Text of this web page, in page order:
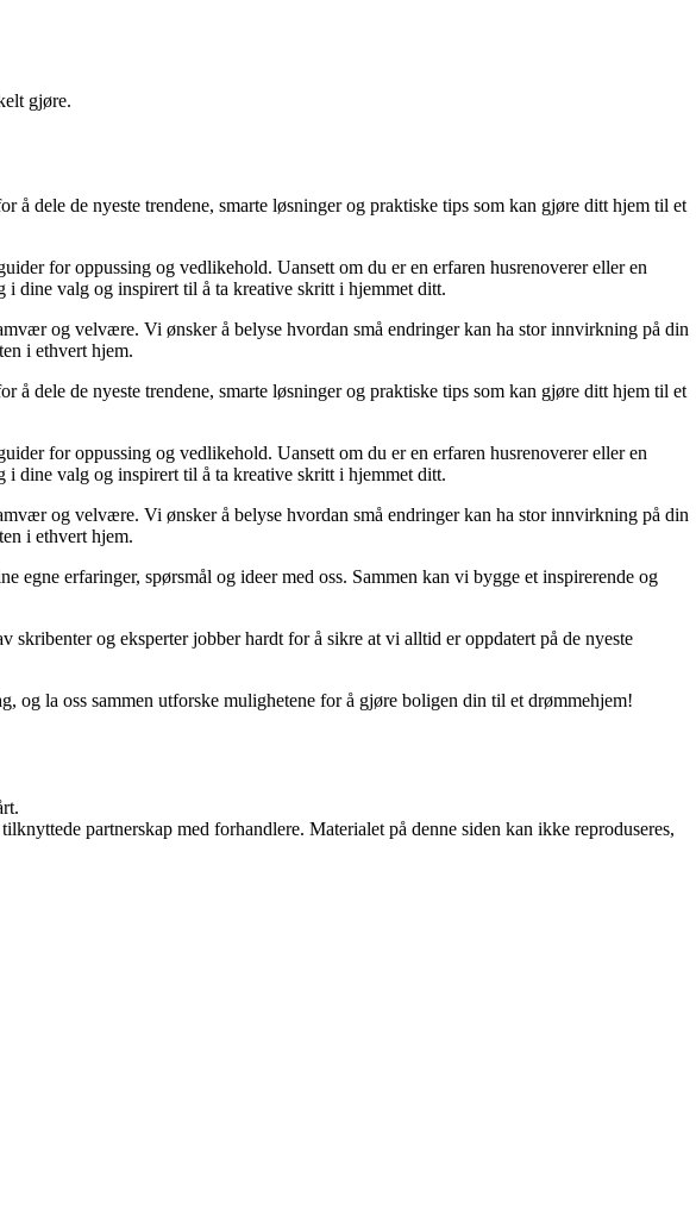
gjøre.
dele de nyeste trendene, smarte løsninger og praktiske tips som kan gjøre ditt hjem til et
for oppussing og vedlikehold. Uansett om du er en erfaren husrenoverer eller en
i dine valg og inspirert til å ta kreative skritt i hjemmet ditt.
og velvære. Vi ønsker å belyse hvordan små endringer kan ha stor innvirkning på din
i ethvert hjem.
dele de nyeste trendene, smarte løsninger og praktiske tips som kan gjøre ditt hjem til et
for oppussing og vedlikehold. Uansett om du er en erfaren husrenoverer eller en
i dine valg og inspirert til å ta kreative skritt i hjemmet ditt.
og velvære. Vi ønsker å belyse hvordan små endringer kan ha stor innvirkning på din
i ethvert hjem.
egne erfaringer, spørsmål og ideer med oss. Sammen kan vi bygge et inspirerende og
og eksperter jobber hardt for å sikre at vi alltid er oppdatert på de nyeste
og la oss sammen utforske mulighetene for å gjøre boligen din til et drømmehjem!
partnerskap med forhandlere. Materialet på denne siden kan ikke reproduseres,